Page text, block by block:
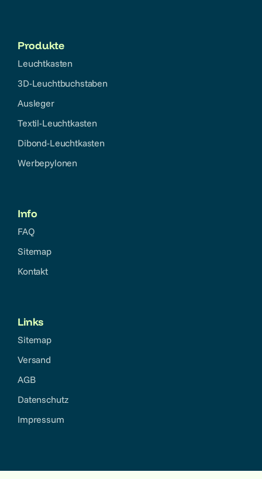
Produkte
Leuchtkasten
3D-Leuchtbuchstaben
Ausleger
Textil-Leuchtkasten
Dibond-Leuchtkasten
Werbepylonen
Info
FAQ
Sitemap
Kontakt
Links
Sitemap
Versand
AGB
Datenschutz
Impressum